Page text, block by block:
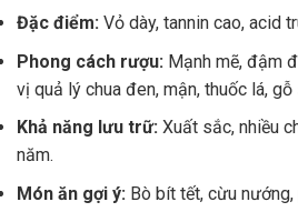
Đặc điểm: Vỏ dày, tannin cao, acid
Phong cách rượu: Mạnh mẽ, đậm
vị quả lý chua đen, mận, thuốc lá, gỗ
Khả năng lưu trữ: Xuất sắc, nhiều
năm.
Món ăn gợi ý: Bò bít tết, cừu nướng,